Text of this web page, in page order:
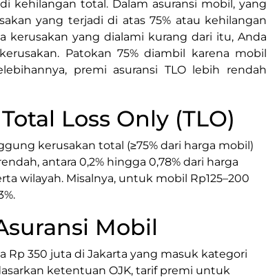
kehilangan total. Dalam asuransi mobil, yang
yang terjadi di atas 75% atau kehilangan
kerusakan yang dialami kurang dari itu, Anda
Patokan 75% diambil karena mobil
premi asuransi TLO lebih rendah
Loss Only (TLO)
kerusakan total (≥75% dari harga mobil)
antara 0,2% hingga 0,78% dari harga
wilayah. Misalnya, untuk mobil Rp125–200
Mobil
Rp 350 juta di Jakarta yang masuk kategori
ketentuan OJK, tarif premi untuk